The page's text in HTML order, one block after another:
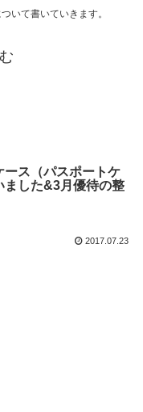
いて書いていきます。
ース（パスポートケ
ました&3月優待の整
2017.07.23